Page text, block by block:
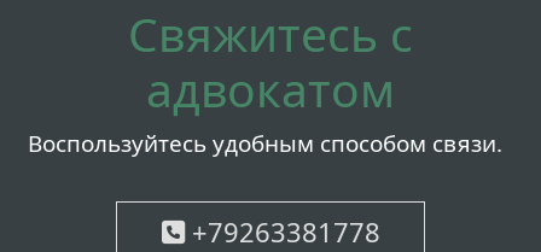
Свяжитесь с
адвокатом
Воспользуйтесь удобным способом связи.
+79263381778